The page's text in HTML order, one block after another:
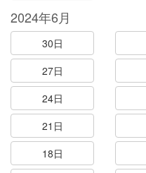
2024年6月
30日
27日
24日
21日
18日